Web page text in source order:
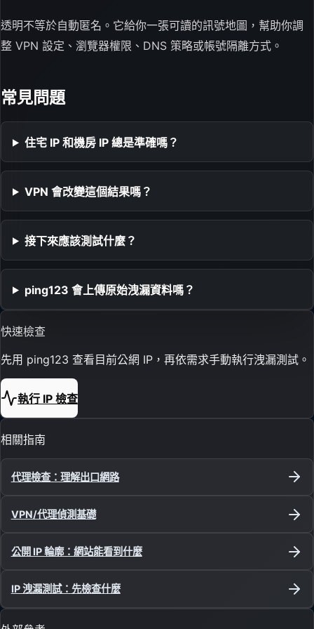
透明不等於自動匿名。它給你一張可讀的訊號地圖，幫助你調
整 VPN 設定、瀏覽器權限、DNS 策略或帳號隔離方式。
常見問題
住宅 IP 和機房 IP 總是準確嗎？
VPN 會改變這個結果嗎？
接下來應該測試什麼？
ping123 會上傳原始洩漏資料嗎？
快速檢查
先用 ping123 查看目前公網 IP，再依需求手動執行洩漏測試。
執行 IP 檢查
相關指南
代理檢查：理解出口網路
VPN/代理偵測基礎
公開 IP 輪廓：網站能看到什麼
IP 洩漏測試：先檢查什麼